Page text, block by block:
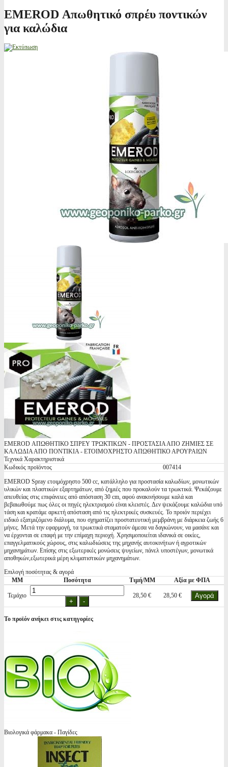
EMEROD Απωθητικό σπρέυ ποντικών
για καλώδια
EMEROD ΑΠΩΘΗΤΙΚΟ ΣΠΡΕΥ ΤΡΩΚΤΙΚΩΝ - ΠΡΟΣΤΑΣΙΑ ΑΠΟ ΖΗΜΙΕΣ ΣΕ
ΚΑΛΩΔΙΑ ΑΠΟ ΠΟΝΤΙΚΙΑ - ΕΤΟΙΜΟΧΡΗΣΤΟ ΑΠΩΘΗΤΙΚΟ ΑΡΟΥΡΑΙΩΝ
Τεχνικά Χαρακτηριστικά
Κωδικός προϊόντος
007414
EMEROD Spray ετοιμόχρηστο 500 cc, κατάλληλο για προστασία καλωδίων, μονωτικών
υλικών και πλαστικών εξαρτημάτων, από ζημιές που προκαλούν τα τρωκτικά. Ψεκάζουμε
απευθείας στις επιφάνειες από απόσταση 30 cm, αφού ανακινήσουμε καλά και
βεβαιωθούμε πως όλες οι πηγές ηλεκτρισμού είναι κλειστές. Δεν ψεκάζουμε καλώδια υπό
τάση και κρατάμε αρκετή απόσταση από τις ηλεκτρικές συσκευές. Το προιόν περιέχει
ειδικό εξατμιζόμενο διάλυμα, που σχηματίζει προστατευτική μεμβράνη με διάρκεια ζωής 6
μήνες. Μετά την εφαρμογή, τα τρωκτικά σταματούν άμεσα να δαγκώνουν, να μασάνε και
να έρχονται σε επαφή με την επίμαχη περιοχή. Χρησιμοποιείται ιδανικά σε οικίες,
επαγγελματικούς χώρους, στις καλωδιώσεις της μηχανής αυτοκινήτων ή αγροτικών
μηχανημάτων. Επίσης στις εξωτερικές μονώσεις ψυγείων, πάνελ υποστέγων, μονωτικά
αποθηκών,εξωτερικά μέρη κλιματιστικών μηχανημάτων.
Επιλογή ποσότητας & αγορά
ΜΜ
Ποσότητα Τιμή/ΜΜ Αξία με ΦΠΑ
Τεμάχιο 28,50 € 28,50 €
Το προϊόν ανήκει στις κατηγορίες
Βιολογικά φάρμακα - Παγίδες